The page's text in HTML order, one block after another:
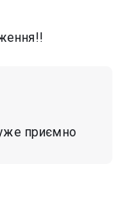
приємно